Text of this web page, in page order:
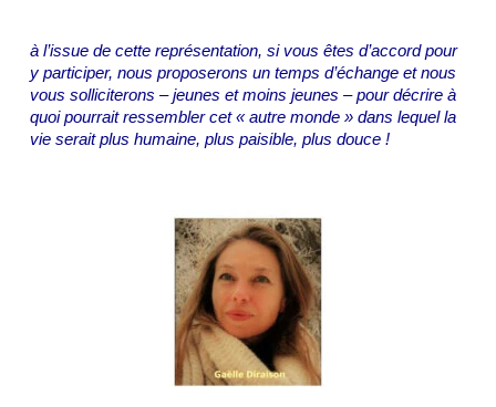
à l’issue de cette représentation, si vous êtes d’accord pour
y participer, nous proposerons un temps d’échange et nous
vous solliciterons – jeunes et moins jeunes – pour décrire à
quoi pourrait ressembler cet « autre monde » dans lequel la
vie serait plus humaine, plus paisible, plus douce !